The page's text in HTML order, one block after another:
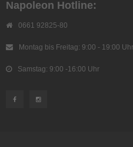
Napoleon Hotline:
0661 92825-80
Montag bis Freitag: 9:00 - 19:00 Uhr
Samstag: 9:00 -16:00 Uhr